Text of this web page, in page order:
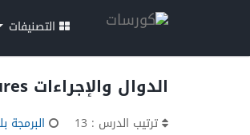
التصنيفات
الدوال والإجراءات Functions and Procedures
ترتيب الدرس : 13